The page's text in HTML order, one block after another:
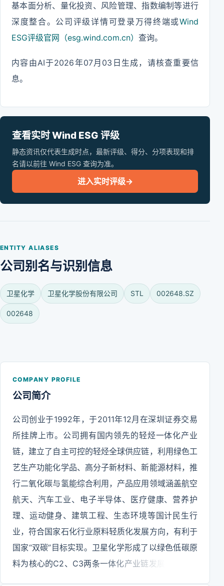
基本面分析、量化投资、风险管理、指数编制等进行
深度整合。公司评级详情可登录万得终端或Wind
ESG评级官网（esg.wind.com.cn） 查询。
内容由AI于2026年07月03日生成，请核查重要信
息。
查看实时 Wind ESG 评级
静态资讯仅代表生成时点，最新评级、得分、分项表现和排
名请以前往 Wind ESG 查询为准。
进入实时评级→
ENTITY ALIASES
公司别名与识别信息
卫星化学 卫星化学股份有限公司 STL 002648.SZ
002648
COMPANY PROFILE
公司简介
公司创业于1992年，于2011年12月在深圳证券交易
所挂牌上市。公司拥有国内领先的轻烃一体化产业
链，建立了自主可控的轻烃全球供应链，利用绿色工
艺生产功能化学品、高分子新材料、新能源材料，推
行二氧化碳与氢能综合利用，产品应用领域涵盖航空
航天、汽车工业、电子半导体、医疗健康、营养护
理、运动健身、建筑工程、生态环境等国计民生行
业，符合国家石化行业原料轻质化发展方向，有利于
国家“双碳”目标实现。卫星化学形成了以绿色低碳原
料为核心的C2、C3两条一体化产业链发展，重点布